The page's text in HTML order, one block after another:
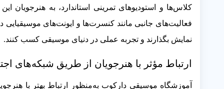
کلاس‌ها و استودیوهای تمرینی استاندارد، به هنرجویان
فعالیت‌های جانبی مانند کنسرت‌ها و ایونت‌های موسیقیایی
نمایش بگذارند و تجربه عملی در دنیای موسیقی کسب کنند.
ارتباط مؤثر با هنرجویان از طریق شبکه‌های
آموزشگاه موسیقی دارکوب به‌منظور ارتباط بهتر با